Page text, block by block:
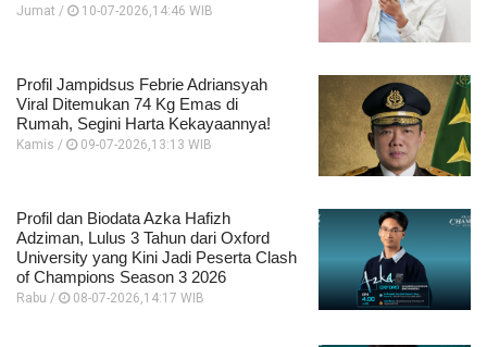
Jumat / 10-07-2026,14:46 WIB
Profil Jampidsus Febrie Adriansyah
Viral Ditemukan 74 Kg Emas di
Rumah, Segini Harta Kekayaannya!
Kamis / 09-07-2026,13:13 WIB
Profil dan Biodata Azka Hafizh
Adziman, Lulus 3 Tahun dari Oxford
University yang Kini Jadi Peserta Clash
of Champions Season 3 2026
Rabu / 08-07-2026,14:17 WIB